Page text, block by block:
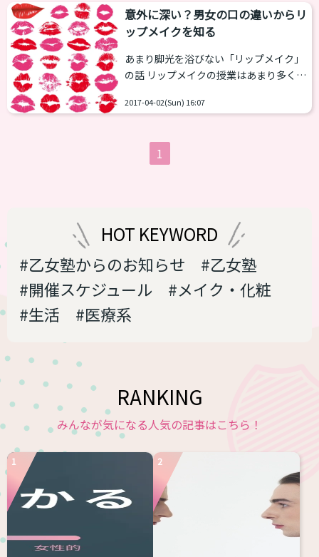
ンスター」はプチプラ...
飲んだだけでリップメイクが全滅した！
という方は少なくありません そこでリッ
介します。 メイク的なアプローチ １．口
紅は塗りこむ よくさっと口紅をひいてそ
のままで終わりという方がいます。定着
させるためには塗り込むことが大切で
意外に深い？男女の口の違いからリ
ップメイクを知る
あまり脚光を浴びない「リップメイク」
の話 リップメイクの授業はあまり多くの
はそのまま塗ってもある程度サマになる
す。それにきちっとつけても“女性の仕
草”をマスターしなければすぐにとれて
も違いがあるからです。ちょっと違いと
対処法を見ていきましょう １．発色しな
い 男性の場合、肌の色...
2017-04-02(Sun) 16:07
1
HOT KEYWORD
#乙女塾からのお知らせ
#乙女塾
#開催スケジュール
#メイク・化粧
#生活
#医療系
RANKING
みんなが気になる人気の記事はこちら！
1 2